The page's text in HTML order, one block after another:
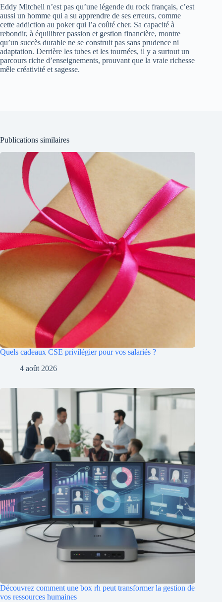
Eddy Mitchell n’est pas qu’une légende du rock français, c’est
aussi un homme qui a su apprendre de ses erreurs, comme
cette addiction au poker qui l’a coûté cher. Sa capacité à
rebondir, à équilibrer passion et gestion financière, montre
qu’un succès durable ne se construit pas sans prudence ni
adaptation. Derrière les tubes et les tournées, il y a surtout un
parcours riche d’enseignements, prouvant que la vraie richesse
mêle créativité et sagesse.
Publications similaires
Quels cadeaux CSE privilégier pour vos salariés ?
4 août 2026
Découvrez comment une box rh peut transformer la gestion de
vos ressources humaines